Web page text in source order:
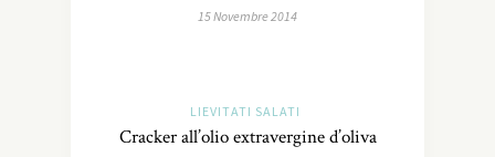
15 Novembre 2014
LIEVITATI SALATI
Cracker all’olio extravergine d’oliva